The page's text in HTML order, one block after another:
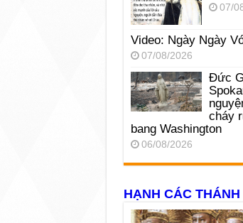
07/
Video: Ngày Ngày
07/08/2026
Đức
cháy
bang Washington
06/08/2026
HẠNH CÁC THÁNH